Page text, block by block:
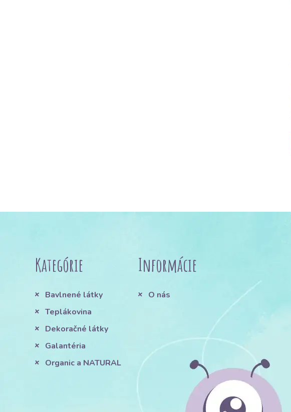
Kategórie
Bavlnené látky
Teplákovina
Dekoračné látky
Galantéria
Organic a NATURAL
Informácie
O nás